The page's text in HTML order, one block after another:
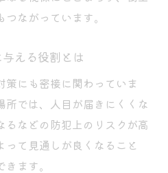
ながっています。
える役割とは
にも密接に関わっていま
所では、人目が届きにくくな
るなどの防犯上のリスクが高
って見通しが良くなること
ます。